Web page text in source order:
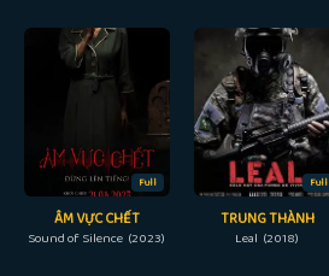
Full
ÂM VỰC CHẾT
Sound of Silence (2023)
Full
TRUNG THÀNH
Leal (2018)